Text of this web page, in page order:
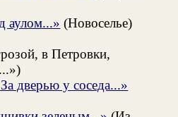
аулом...» (Новоселье)
в Петровки,
дверью у соседа...»